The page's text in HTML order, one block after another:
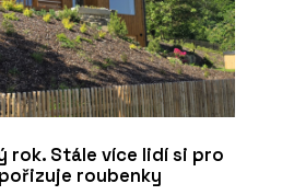
rok. Stále více lidí si pro
roubenky